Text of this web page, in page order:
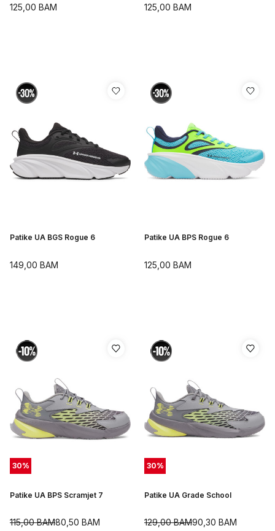
125,00 BAM 125,00 BAM
Patike UA BGS Rogue 6
149,00 BAM
Patike UA BPS Rogue 6
125,00 BAM
30%
Patike UA BPS Scramjet 7
80,50 BAM
115,00BAM
30%
Patike UA Grade School
90,30 BAM
129,00BAM